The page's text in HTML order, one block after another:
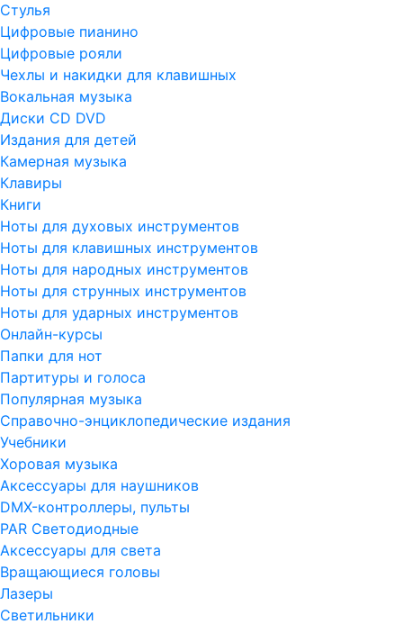
Стулья
Цифровые пианино
Цифровые рояли
Чехлы и накидки для клавишных
Вокальная музыка
Диски CD DVD
Издания для детей
Камерная музыка
Клавиры
Книги
Ноты для духовых инструментов
Ноты для клавишных инструментов
Ноты для народных инструментов
Ноты для струнных инструментов
Ноты для ударных инструментов
Онлайн-курсы
Папки для нот
Партитуры и голоса
Популярная музыка
Справочно-энциклопедические издания
Учебники
Хоровая музыка
Аксессуары для наушников
DMX-контроллеры, пульты
PAR Светодиодные
Аксессуары для света
Вращающиеся головы
Лазеры
Светильники